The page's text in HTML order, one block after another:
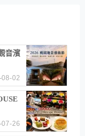
音濱
08-02
07-26